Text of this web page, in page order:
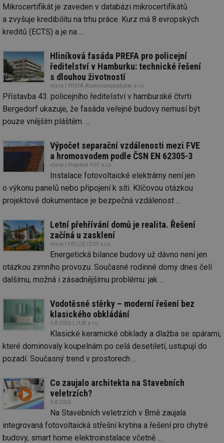
Mikrocertifikát je zaveden v databázi mikrocertifikátů
a zvyšuje kredibilitu na trhu práce. Kurz má 8 evropských
kreditů (ECTS) a je na ...
Hliníková fasáda PREFA pro policejní
ředitelství v Hamburku: technické řešení
s dlouhou životností
včera | PREFA Aluminiumprodukte s.r.o.
Přístavba 43. policejního ředitelství v hamburské čtvrti
Bergedorf ukazuje, že fasáda veřejné budovy nemusí být
pouze vnějším pláštěm. ...
Výpočet separační vzdálenosti mezi FVE
a hromosvodem podle ČSN EN 62305-3
včera | Projekce FVE s.r.o.
Instalace fotovoltaické elektrárny není jen
o výkonu panelů nebo připojení k síti. Klíčovou otázkou
projektové dokumentace je bezpečná vzdálenost ...
Letní přehřívání domů je realita. Řešení
začíná u zasklení
včera | HELUZ IZOS s.r.o.
Energetická bilance budovy už dávno není jen
otázkou zimního provozu. Současné rodinné domy dnes čelí
dalšímu, možná i zásadnějšímu problému: jak ...
Vodotěsné stěrky – moderní řešení bez
klasického obkládání
5.8.2026 | JUB s.r.o.
Klasické keramické obklady a dlažba se spárami,
které dominovaly koupelnám po celá desetiletí, ustupují do
pozadí. Současný trend v prostorech ...
Co zaujalo architekta na Stavebních
veletrzích?
5.8.2026
Na Stavebních veletrzích v Brně zaujala
integrovaná fotovoltaická střešní krytina a řešení pro chytré
budovy, smart home elektroinstalace včetně ...